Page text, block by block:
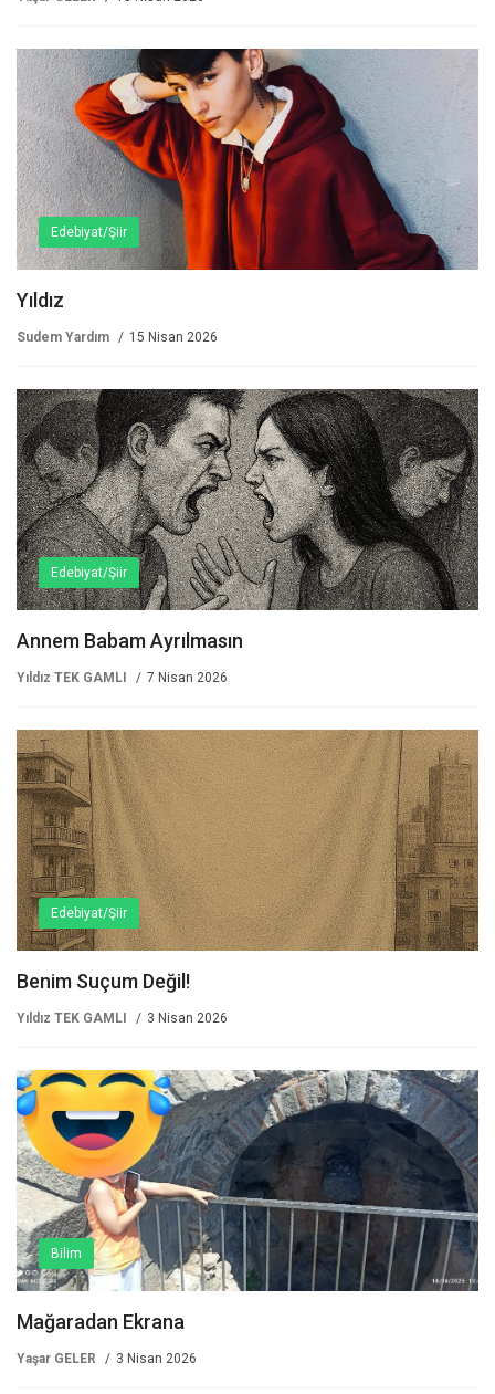
Edebiyat/Şiir
Yıldız
Sudem Yardım 15 Nisan 2026
Edebiyat/Şiir
Annem Babam Ayrılmasın
Yıldız TEK GAMLI 7 Nisan 2026
Edebiyat/Şiir
Benim Suçum Değil!
Yıldız TEK GAMLI 3 Nisan 2026
Bilim
Mağaradan Ekrana
Yaşar GELER 3 Nisan 2026